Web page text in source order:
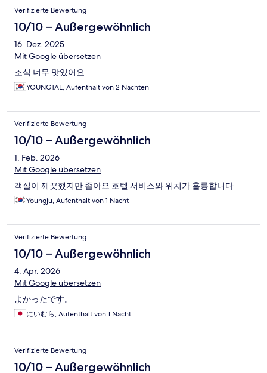
Verifizierte Bewertung
10/10 – Außergewöhnlich
16. Dez. 2025
Mit Google übersetzen
조식 너무 맛있어요
YOUNGTAE, Aufenthalt von 2 Nächten
Verifizierte Bewertung
10/10 – Außergewöhnlich
1. Feb. 2026
Mit Google übersetzen
객실이 깨끗했지만 좁아요 호텔 서비스와 위치가 훌륭합니다
Youngju, Aufenthalt von 1 Nacht
Verifizierte Bewertung
10/10 – Außergewöhnlich
4. Apr. 2026
Mit Google übersetzen
よかったです。
にいむら, Aufenthalt von 1 Nacht
Verifizierte Bewertung
10/10 – Außergewöhnlich